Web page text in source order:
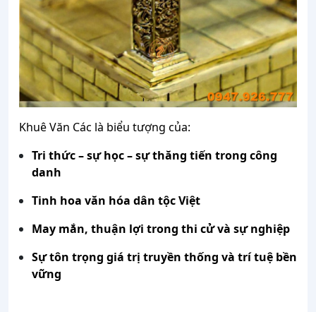
Khuê Văn Các là biểu tượng của:
Tri thức – sự học – sự thăng tiến trong công
danh
Tinh hoa văn hóa dân tộc Việt
May mắn, thuận lợi trong thi cử và sự nghiệp
Sự tôn trọng giá trị truyền thống và trí tuệ bền
vững